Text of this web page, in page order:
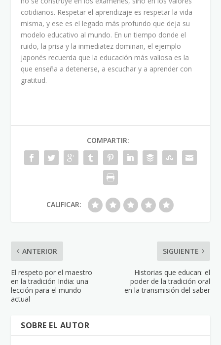
cotidianos. Respetar el aprendizaje es respetar la vida
misma, y ese es el legado más profundo que deja su
modelo educativo al mundo. En un tiempo donde el
ruido, la prisa y la inmediatez dominan, el ejemplo
japonés recuerda que la educación más valiosa es la
que enseña a detenerse, a escuchar y a aprender con
gratitud.
COMPARTIR:
CALIFICAR:
ANTERIOR
El respeto por el maestro
en la tradición India: una
lección para el mundo
actual
SIGUIENTE
Historias que educan: el
poder de la tradición oral
en la transmisión del saber
SOBRE EL AUTOR